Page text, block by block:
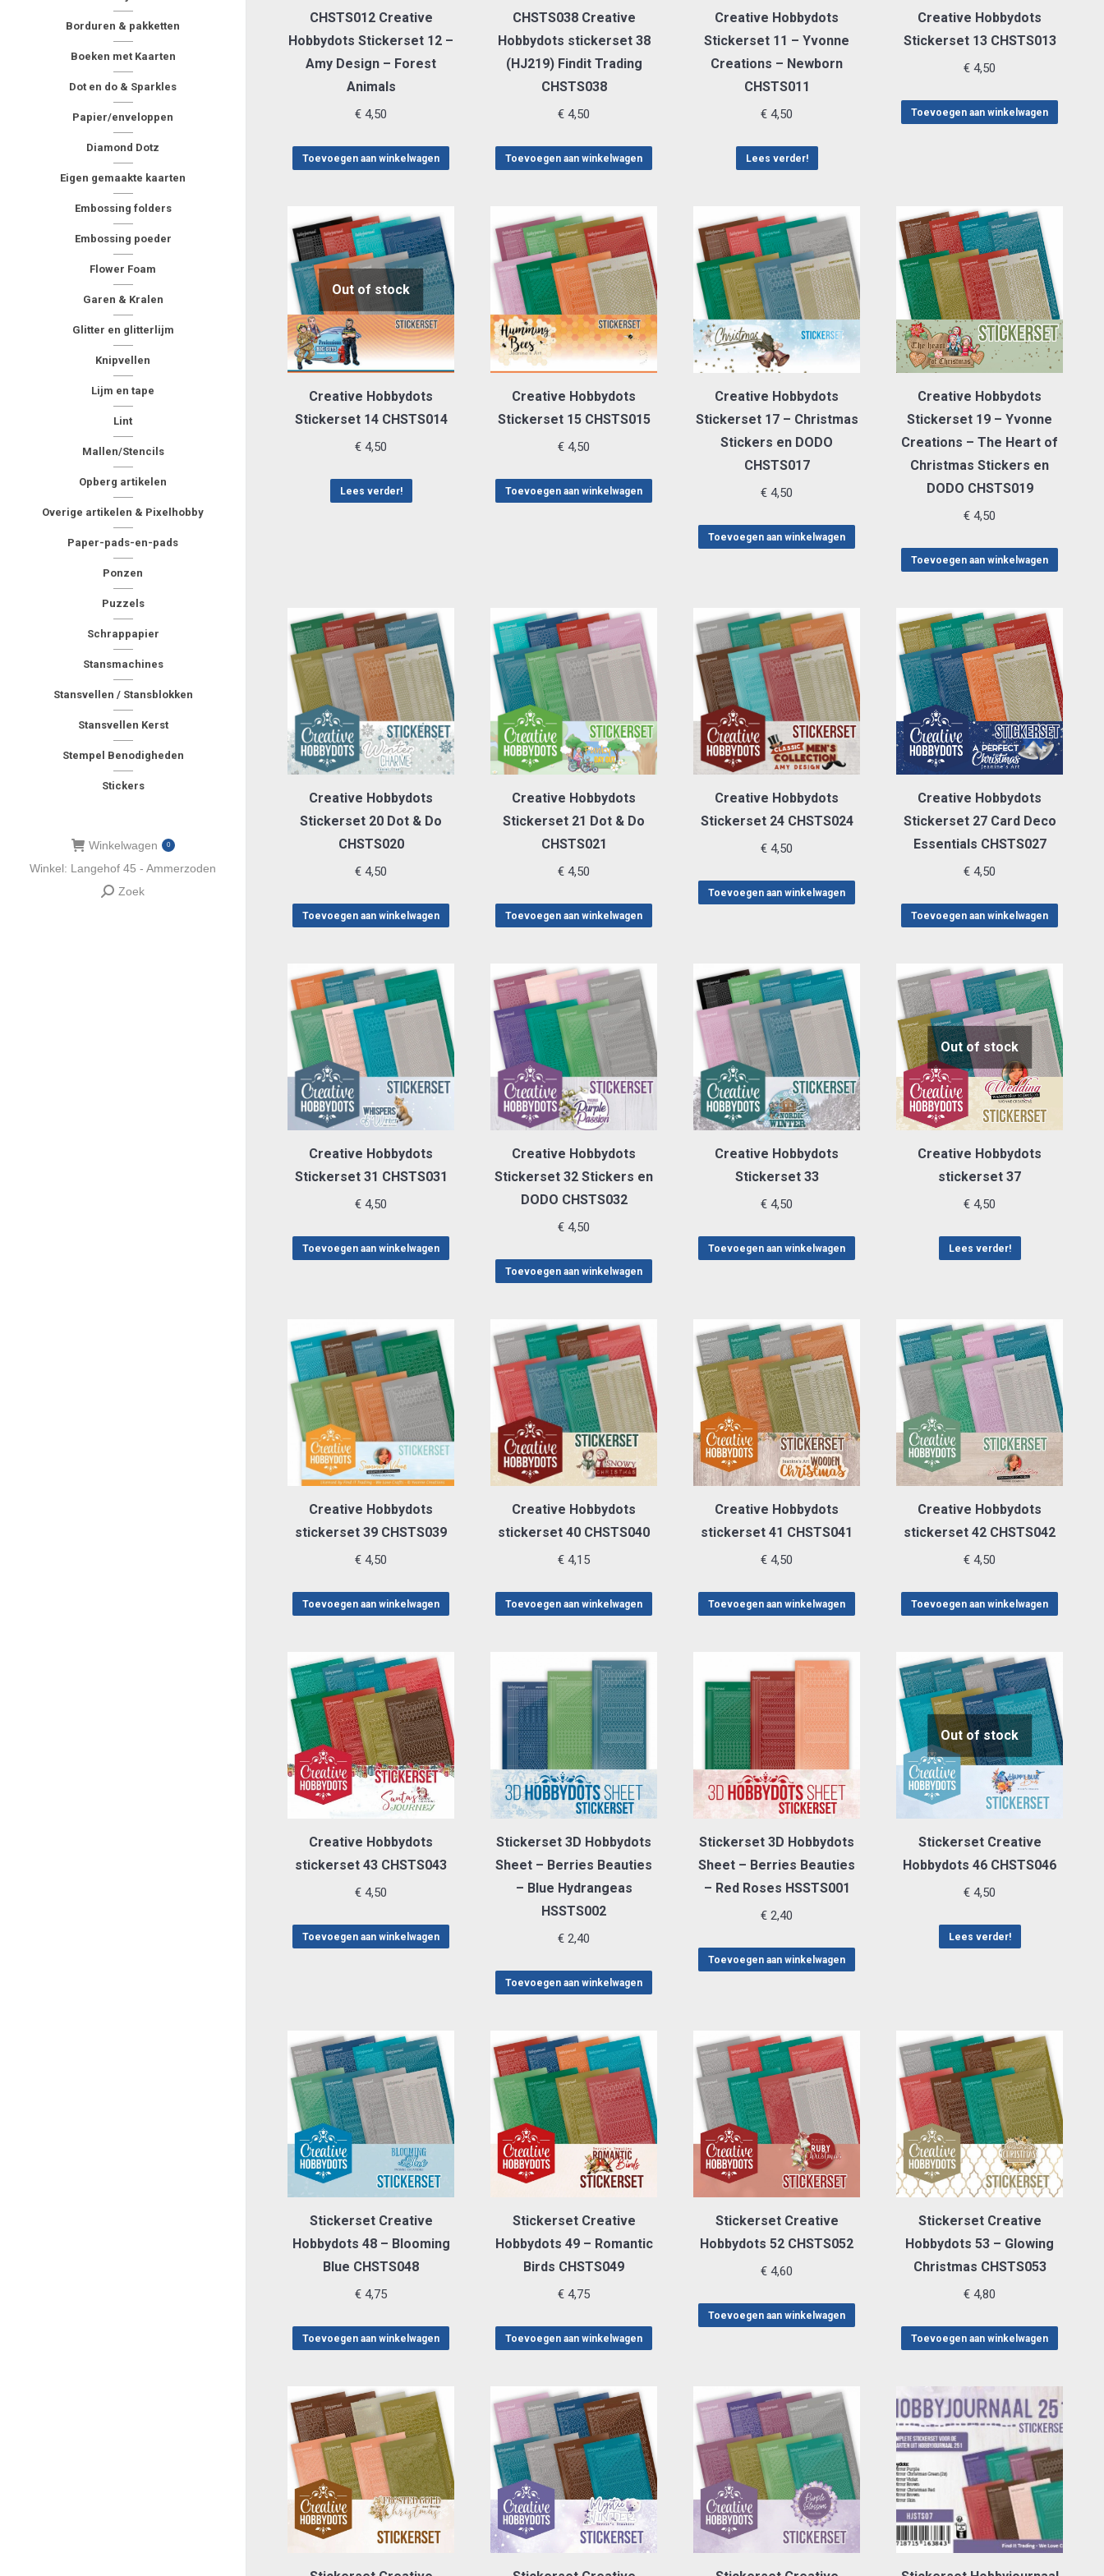
Borduren & pakketten
Boeken met Kaarten
Dot en do & Sparkles
Papier/enveloppen
Diamond Dotz
Eigen gemaakte kaarten
Embossing folders
Embossing poeder
Flower Foam
Garen & Kralen
Glitter en glitterlijm
Knipvellen
Lijm en tape
Lint
Mallen/Stencils
Opberg artikelen
Overige artikelen & Pixelhobby
Paper-pads-en-pads
Ponzen
Puzzels
Schrappapier
Stansmachines
Stansvellen / Stansblokken
Stansvellen Kerst
Stempel Benodigheden
Stickers
Winkelwagen 0
Winkel: Langehof 45 - Ammerzoden
Zoeken:
Zoek
CHSTS012 Creative
Hobbydots Stickerset 12 –
Amy Design – Forest
Animals
€ 4,50
Toevoegen aan winkelwagen
CHSTS038 Creative
Hobbydots stickerset 38
(HJ219) Findit Trading
CHSTS038
€ 4,50
Toevoegen aan winkelwagen
Creative Hobbydots
Stickerset 11 – Yvonne
Creations – Newborn
CHSTS011
€ 4,50
Lees verder!
Creative Hobbydots
Stickerset 13 CHSTS013
€ 4,50
Toevoegen aan winkelwagen
Out of stock
Creative Hobbydots
Stickerset 14 CHSTS014
€ 4,50
Lees verder!
Creative Hobbydots
Stickerset 15 CHSTS015
€ 4,50
Toevoegen aan winkelwagen
Creative Hobbydots
Stickerset 17 – Christmas
Stickers en DODO
CHSTS017
€ 4,50
Toevoegen aan winkelwagen
Creative Hobbydots
Stickerset 19 – Yvonne
Creations – The Heart of
Christmas Stickers en
DODO CHSTS019
€ 4,50
Toevoegen aan winkelwagen
Creative Hobbydots
Stickerset 20 Dot & Do
CHSTS020
€ 4,50
Toevoegen aan winkelwagen
Creative Hobbydots
Stickerset 21 Dot & Do
CHSTS021
€ 4,50
Toevoegen aan winkelwagen
Creative Hobbydots
Stickerset 24 CHSTS024
€ 4,50
Toevoegen aan winkelwagen
Creative Hobbydots
Stickerset 27 Card Deco
Essentials CHSTS027
€ 4,50
Toevoegen aan winkelwagen
Creative Hobbydots
Stickerset 31 CHSTS031
€ 4,50
Toevoegen aan winkelwagen
Creative Hobbydots
Stickerset 32 Stickers en
DODO CHSTS032
€ 4,50
Toevoegen aan winkelwagen
Creative Hobbydots
Stickerset 33
€ 4,50
Toevoegen aan winkelwagen
Out of stock
Creative Hobbydots
stickerset 37
€ 4,50
Lees verder!
Creative Hobbydots
stickerset 39 CHSTS039
€ 4,50
Toevoegen aan winkelwagen
Creative Hobbydots
stickerset 40 CHSTS040
€ 4,15
Toevoegen aan winkelwagen
Creative Hobbydots
stickerset 41 CHSTS041
€ 4,50
Toevoegen aan winkelwagen
Creative Hobbydots
stickerset 42 CHSTS042
€ 4,50
Toevoegen aan winkelwagen
Creative Hobbydots
stickerset 43 CHSTS043
€ 4,50
Toevoegen aan winkelwagen
Stickerset 3D Hobbydots
Sheet – Berries Beauties
– Blue Hydrangeas
HSSTS002
€ 2,40
Toevoegen aan winkelwagen
Stickerset 3D Hobbydots
Sheet – Berries Beauties
– Red Roses HSSTS001
€ 2,40
Toevoegen aan winkelwagen
Out of stock
Stickerset Creative
Hobbydots 46 CHSTS046
€ 4,50
Lees verder!
Stickerset Creative
Hobbydots 48 – Blooming
Blue CHSTS048
€ 4,75
Toevoegen aan winkelwagen
Stickerset Creative
Hobbydots 49 – Romantic
Birds CHSTS049
€ 4,75
Toevoegen aan winkelwagen
Stickerset Creative
Hobbydots 52 CHSTS052
€ 4,60
Toevoegen aan winkelwagen
Stickerset Creative
Hobbydots 53 – Glowing
Christmas CHSTS053
€ 4,80
Toevoegen aan winkelwagen